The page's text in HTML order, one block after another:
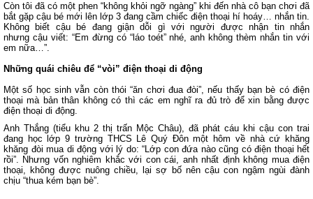
Còn tôi đã có một phen “không khỏi ngỡ ngàng” khi đến nhà cô bạn chơi đã
bắt gặp cậu bé mới lên lớp 3 đang cầm chiếc điện thoại hí hoáy… nhắn tin.
Không biết cậu bé đang giận dỗi gì với người được nhận tin nhắn
nhưng cậu viết: “Em đừng có “láo toét” nhé, anh không thèm nhắn tin với
em nữa…”.
Những quái chiêu để “vòi” điện thoại di động
Một số học sinh vẫn còn thói “ăn chơi đua đòi”, nếu thấy bạn bè có điện
thoại mà bản thân không có thì các em nghĩ ra đủ trò để xin bằng được
điện thoại di động.
Anh Thắng (tiểu khu 2 thị trấn Mộc Châu), đã phát cáu khi cậu con trai
đang học lớp 9 trường THCS Lê Quý Đôn một hôm về nhà cứ khăng
khăng đòi mua di động với lý do: “Lớp con đứa nào cũng có điện thoại hết
rồi”. Nhưng vốn nghiêm khắc với con cái, anh nhất định không mua điện
thoại, không được nuông chiều, lại sợ bố nên cậu con ngậm ngùi đành
chịu “thua kém bạn bè”.